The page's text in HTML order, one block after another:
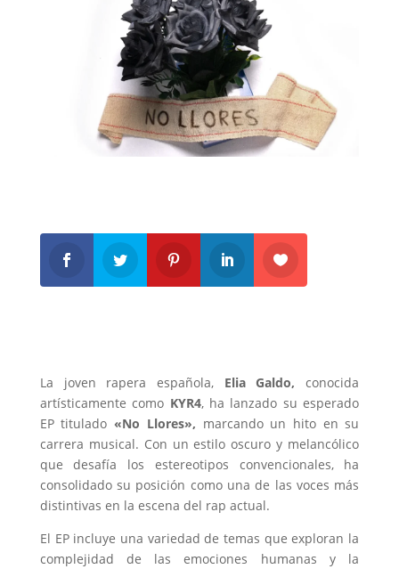
La joven rapera española, Elia Galdo, conocida
artísticamente como KYR4, ha lanzado su esperado
EP titulado «No Llores», marcando un hito en su
carrera musical. Con un estilo oscuro y melancólico
que desafía los estereotipos convencionales, ha
consolidado su posición como una de las voces más
distintivas en la escena del rap actual.
El EP incluye una variedad de temas que exploran la
complejidad de las emociones humanas y la